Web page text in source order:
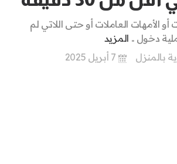
أو الأمهات العاملات أو حتى اللاتي لم
دخول .. المزيد
بالمنزل